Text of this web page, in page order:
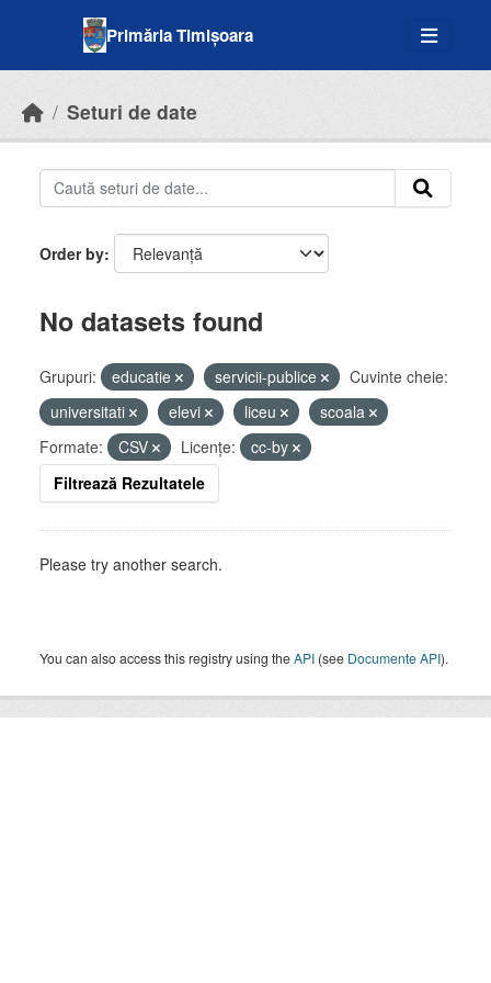
Primăria Timișoara
Seturi de date
Order by
No datasets found
Grupuri: educatie servicii-publice
Cuvinte cheie:
universitati
elevi liceu
scoala
Formate:
CSV Licenţe:
cc-by
Filtrează Rezultatele
Please try another search.
You can also access this registry using theAPI (see Documente API).